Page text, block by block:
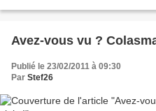
Avez-vous vu ?
Publié le 23/02/2011 à 09:30
Par Stef26